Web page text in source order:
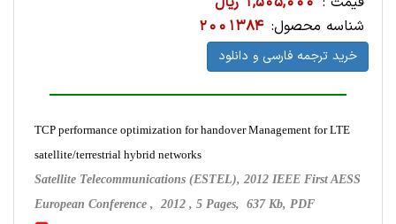
شناسه محصول: 2001384
خرید ترجمه فارسی و دانلود
TCP performance optimization for handover Management for LTE
satellite/terrestrial hybrid networks
Satellite Telecommunications (ESTEL), 2012 IEEE First AESS
European Conference , 2012 , 5 Pages, 637 Kb, PDF